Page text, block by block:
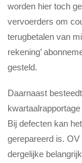
worden hier toch
vervoerders om
terugbetalen van
rekening’
gesteld.
Daarnaast
Bij defecten kan
gerepareerd is.
dergelijke